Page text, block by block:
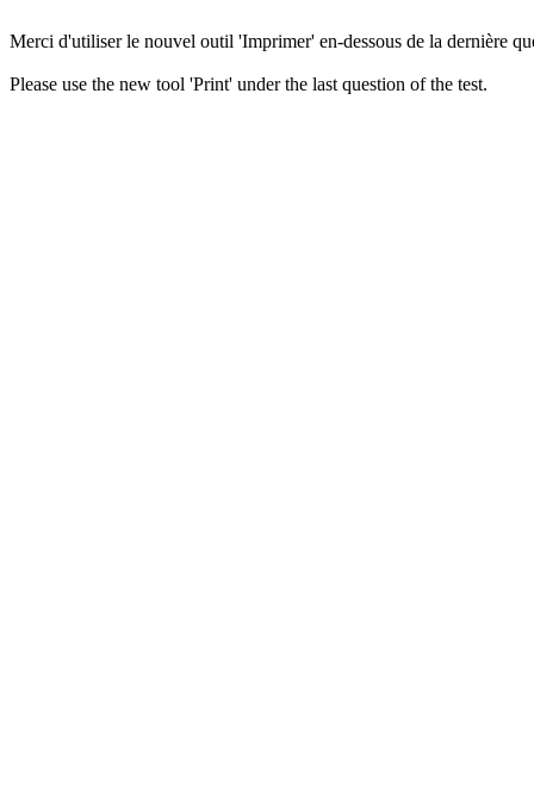
Merci d'utiliser le nouvel outil 'Imprimer' en-dessous de la dernière
Please use the new tool 'Print' under the last question of the test.